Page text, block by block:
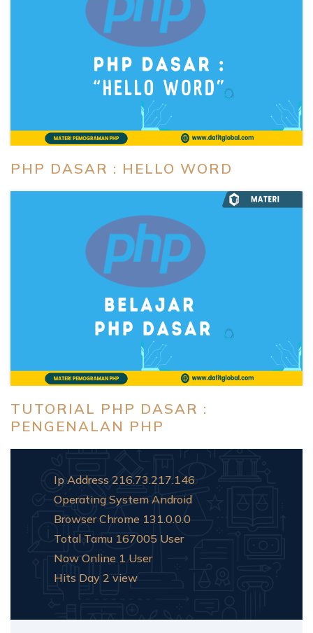
PHP DASAR : HELLO WORD
TUTORIAL PHP DASAR :
PENGENALAN PHP
Ip Address 216.73.217.146
Operating System Android
BrowserChrome 131.0.0.0
Total Tamu 167005 User
Now Online 1 User
Hits Day 2 view